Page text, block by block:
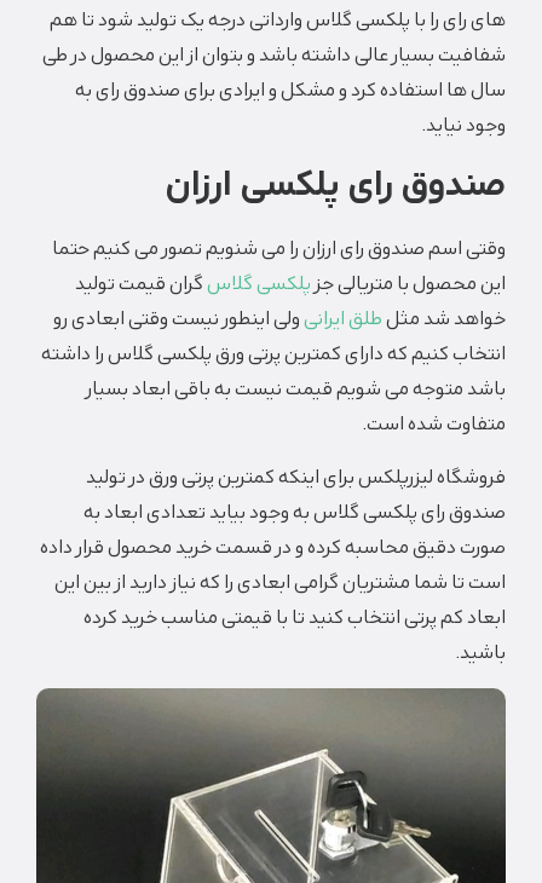
های رای را با پلکسی گلاس وارداتی درجه یک تولید شود تا هم
شفافیت بسیار عالی داشته باشد و بتوان از این محصول در طی
سال ها استفاده کرد و مشکل و ایرادی برای صندوق رای به
وجود نیاید.
صندوق رای پلکسی ارزان
وقتی اسم صندوق رای ارزان را می شنویم تصور می کنیم حتما
این محصول با متریالی جز پلکسی گلاسگران قیمت تولید
خواهد شد مثلطلق ایرانیولی اینطور نیست وقتی ابعادی رو
انتخاب کنیم که دارای کمترین پرتی ورق پلکسی گلاس را داشته
باشد متوجه می شویم قیمت نیست به باقی ابعاد بسیار
متفاوت شده است.
فروشگاه لیزرپلکس برای اینکه کمترین پرتی ورق در تولید
صندوق رای پلکسی گلاس به وجود بیاید تعدادی ابعاد به
صورت دقیق محاسبه کرده و در قسمت خرید محصول قرار داده
است تا شما مشتریان گرامی ابعادی را که نیاز دارید از بین این
ابعاد کم پرتی انتخاب کنید تا با قیمتی مناسب خرید کرده
باشید.